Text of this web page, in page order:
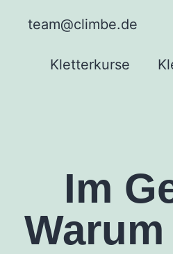
team@climbe.de
Kletterkurse
Im